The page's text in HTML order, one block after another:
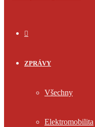
ZPRÁVY
Všechny
Elektromobilita